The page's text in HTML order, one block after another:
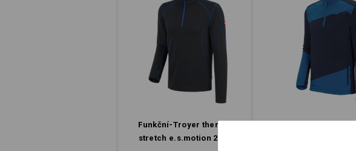
Funkční-Troyer thermo
stretch e.s.​motion 2020